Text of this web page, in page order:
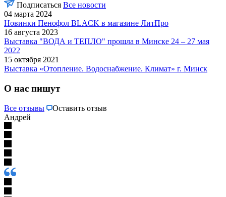
Подписаться Все новости
04 марта 2024
Новинки Пенофол BLACK в магазине ЛитПро
16 августа 2023
Выставка "ВОДА и ТЕПЛО" прошла в Минске 24 – 27 мая
2022
15 октября 2021
Выставка «Отопление. Водоснабжение. Климат» г. Минск
О нас пишут
Все отзывы
Оставить отзыв
Андрей